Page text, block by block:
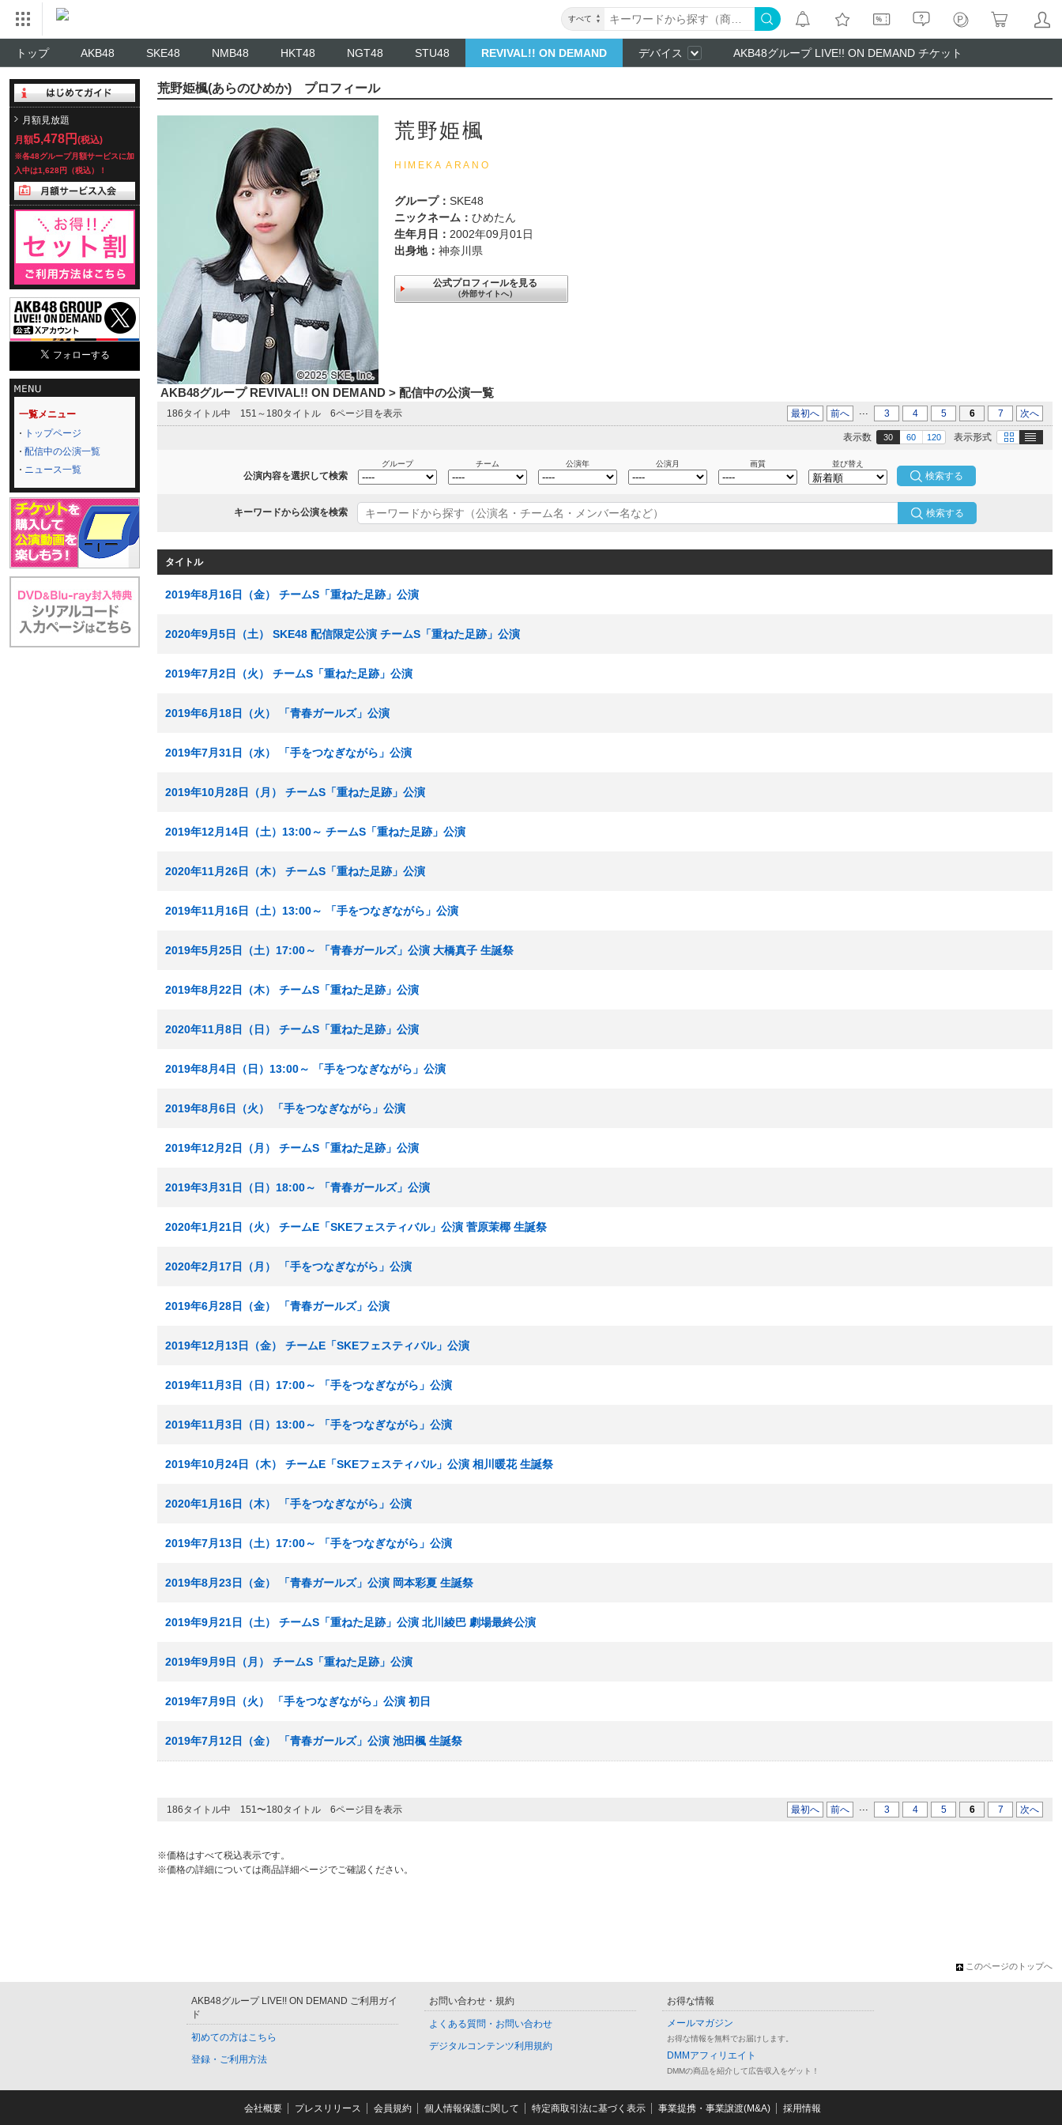
すべて
トップ AKB48 SKE48 NMB48 HKT48 NGT48 STU48 REVIVAL!! ON DEMAND デバイス AKB48グループ LIVE!! ON DEMAND チケット
月額見放題
月額5,478円 (税込)
※各48グループ月額サービスに加
入中は1,628円（税込）！
一覧メニュー
トップページ
配信中の公演一覧
ニュース一覧
荒野姫楓(あらのひめか) プロフィール
荒野姫楓
HIMEKA ARANO
グループ： SKE48
ニックネーム： ひめたん
生年月日： 2002年09月01日
出身地： 神奈川県
公式プロフィールを見る
（外部サイトへ）
AKB48グループ REVIVAL!! ON DEMAND > 配信中の公演一覧
186タイトル中 151～180タイトル 6ページ目を表示 最初へ 前へ ... 3 4 5 6 7 次へ
表示形式 画像
表示数 30 60 120
公演内容を選択して検索
グループ チーム 公演年 公演月 画質 並び替え
キーワードから公演を検索 検索する
タイトル
2019年8月16日（金） チームS「重ねた足跡」公演
2020年9月5日（土） SKE48 配信限定公演 チームS「重ねた足跡」公演
2019年7月2日（火） チームS「重ねた足跡」公演
2019年6月18日（火） 「青春ガールズ」公演
2019年7月31日（水） 「手をつなぎながら」公演
2019年10月28日（月） チームS「重ねた足跡」公演
2019年12月14日（土）13:00～ チームS「重ねた足跡」公演
2020年11月26日（木） チームS「重ねた足跡」公演
2019年11月16日（土）13:00～ 「手をつなぎながら」公演
2019年5月25日（土）17:00～ 「青春ガールズ」公演 大橋真子 生誕祭
2019年8月22日（木） チームS「重ねた足跡」公演
2020年11月8日（日） チームS「重ねた足跡」公演
2019年8月4日（日）13:00～ 「手をつなぎながら」公演
2019年8月6日（火） 「手をつなぎながら」公演
2019年12月2日（月） チームS「重ねた足跡」公演
2019年3月31日（日）18:00～ 「青春ガールズ」公演
2020年1月21日（火） チームE「SKEフェスティバル」公演 菅原茉椰 生誕祭
2020年2月17日（月） 「手をつなぎながら」公演
2019年6月28日（金） 「青春ガールズ」公演
2019年12月13日（金） チームE「SKEフェスティバル」公演
2019年11月3日（日）17:00～ 「手をつなぎながら」公演
2019年11月3日（日）13:00～ 「手をつなぎながら」公演
2019年10月24日（木） チームE「SKEフェスティバル」公演 相川暖花 生誕祭
2020年1月16日（木） 「手をつなぎながら」公演
2019年7月13日（土）17:00～ 「手をつなぎながら」公演
2019年8月23日（金） 「青春ガールズ」公演 岡本彩夏 生誕祭
2019年9月21日（土） チームS「重ねた足跡」公演 北川綾巴 劇場最終公演
2019年9月9日（月） チームS「重ねた足跡」公演
2019年7月9日（火） 「手をつなぎながら」公演 初日
2019年7月12日（金） 「青春ガールズ」公演 池田楓 生誕祭
186タイトル中 151〜180タイトル 6ページ目を表示 最初へ 前へ ... 3 4 5 6 7 次へ
※価格はすべて税込表示です。
※価格の詳細については商品詳細ページでご確認ください。
このページのトップへ
AKB48グループ LIVE!! ON DEMAND ご利用ガイ
ド
初めての方はこちら
登録・ご利用方法
お問い合わせ・規約
よくある質問・お問い合わせ
デジタルコンテンツ利用規約
お得な情報
メールマガジン
お得な情報を無料でお届けします。
DMMアフィリエイト
DMMの商品を紹介して広告収入をゲット！
会社概要 プレスリリース 会員規約 個人情報保護に関して 特定商取引法に基づく表示 事業提携・事業譲渡(M&A) 採用情報